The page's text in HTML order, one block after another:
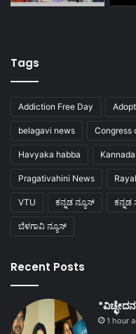
Tags
Addiction Free Day
belagavi news Congress
Havyaka habba
Pragativahini News
VTU ಕನ್ನಡ ನ್ಯೂಸ್ ಕನ್ನಡ
ಬೆಳಗಾವಿ ನ್ಯೂಸ್
Recent Posts
1 hour